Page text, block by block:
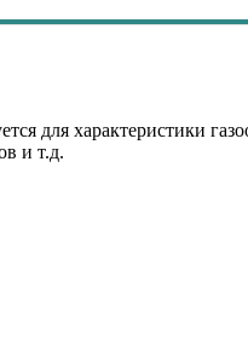
для характеристики
и т.д.